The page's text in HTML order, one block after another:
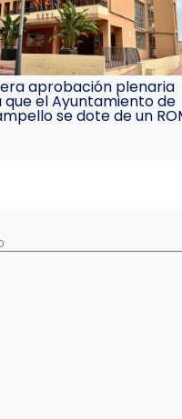
aprobación plenaria
que el Ayuntamiento de
se dote de un